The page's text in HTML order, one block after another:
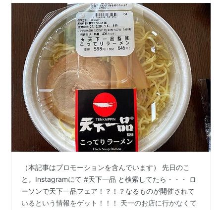
（本記事はプロモーションを含んでいます） 先日のこ
と。Instagramにて #天下一品 と検索してたら・・・ ロ
ーソンで天下一品フェア！？！？なるものが開催されて
いるという情報をゲット！！！ 天一のお店に行かなくて